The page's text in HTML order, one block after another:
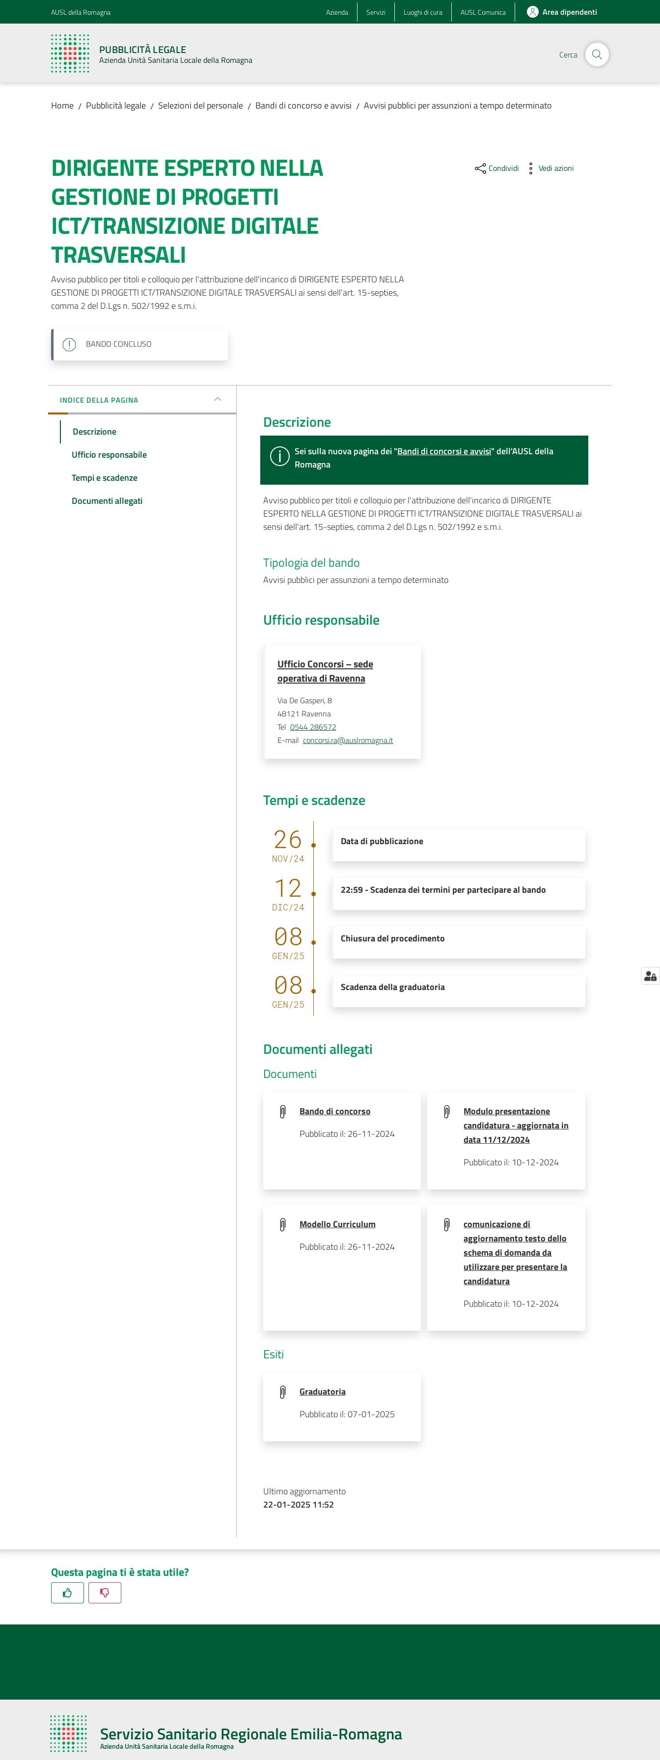
Vai al contenuto
Vai alla navigazioneAUSL della Romagna Azienda Servizi Luoghi di cura AUSL Comunica Area dipendenti
PUBBLICITÀ LEGALE
Azienda Unità Sanitaria Locale della Romagna Cerca
Home / Pubblicità legale / Selezioni del personale / Bandi di concorso e avvisi / Avvisi pubblici per assunzioni a tempo determinato
DIRIGENTE ESPERTO NELLA
GESTIONE DI PROGETTI
ICT/TRANSIZIONE DIGITALE
TRASVERSALI
Avviso pubblico per titoli e colloquio per l'attribuzione dell'incarico di DIRIGENTE ESPERTO NELLA
GESTIONE DI PROGETTI ICT/TRANSIZIONE DIGITALE TRASVERSALI ai sensi dell'art. 15-septies,
comma 2 del D.Lgs n. 502/1992 e s.m.i.
BANDO CONCLUSO
Condividi Vedi azioni
INDICE DELLA PAGINA
Descrizione
Ufficio responsabile
Tempi e scadenze
Documenti allegati
Descrizione
Sei sulla nuova pagina dei "Bandi di concorsi e avvisi" dell'AUSL della
Romagna
Avviso pubblico per titoli e colloquio per l'attribuzione dell'incarico di DIRIGENTE
ESPERTO NELLA GESTIONE DI PROGETTI ICT/TRANSIZIONE DIGITALE TRASVERSALI ai
sensi dell'art. 15-septies, comma 2 del D.Lgs n. 502/1992 e s.m.i.
Tipologia del bando
Avvisi pubblici per assunzioni a tempo determinato
Ufficio responsabile
Ufficio Concorsi – sede
operativa di Ravenna
Via De Gasperi, 8
48121 Ravenna
Tel 0544 286572
E-mail concorsi.ra@auslromagna.it
Tempi e scadenze
26
NOV/24
Data di pubblicazione
12
DIC/24
22:59-Scadenza dei termini per partecipare al bando
08
GEN/25
Chiusura del procedimento
08
GEN/25
Scadenza della graduatoria
Documenti allegati
Documenti
Bando di concorso
Pubblicato il: 26-11-2024
Modulo presentazione
candidatura - aggiornata in
data 11/12/2024
Pubblicato il: 10-12-2024
Modello Curriculum
Pubblicato il: 26-11-2024
comunicazione di
aggiornamento testo dello
schema di domanda da
utilizzare per presentare la
candidatura
Pubblicato il: 10-12-2024
Esiti
Graduatoria
Pubblicato il: 07-01-2025
Ultimo aggiornamento
22-01-2025 11:52
Questa pagina ti è stata utile?
Servizio Sanitario Regionale Emilia-Romagna
Azienda Unità Sanitaria Locale della Romagna